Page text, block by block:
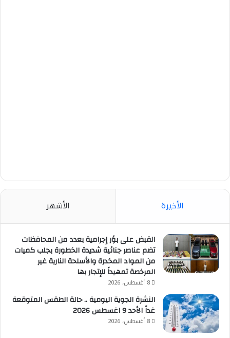
الأخيرة الأشهر
القبض على بؤر إجرامية بعدد من المحافظات
تضم عناصر جنائية شديدة الخطورة بجلب كميات
من المواد المخدرة والأسلحة النارية غير
المرخصة تمهيداً للإتجار بها
8 أغسطس، 2026
النشرة الجوية اليومية .. حالة الطقس المتوقعة
غداً الأحد 9 اغسطس 2026
8 أغسطس، 2026